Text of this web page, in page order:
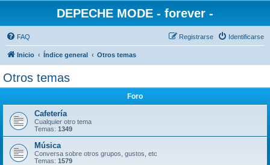
DEPECHE MODE - forever -
FAQ Identificarse
Registrarse
Inicio Índice general Otros temas
Otros temas
Foro
Cafetería
Cualquier otro tema
Temas: 1349
Música
Conversa sobre otros grupos, gustos, etc
Temas: 1579